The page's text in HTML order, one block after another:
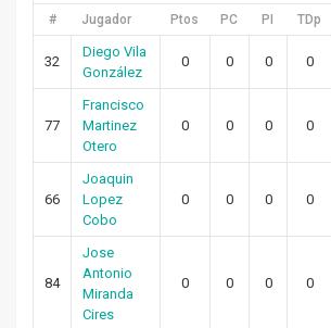
# Jugador Ptos PC PI TDp
32
Diego Vila
González
0 0 0 0
77
Francisco
Martinez
Otero
0 0 0 0
66
Joaquin
Lopez
Cobo
0 0 0 0
84
Jose
Antonio
Miranda
Cires
0 0 0 0